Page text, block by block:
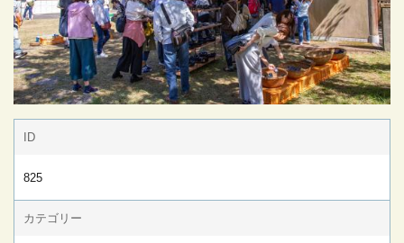
ID
825
カテゴリー